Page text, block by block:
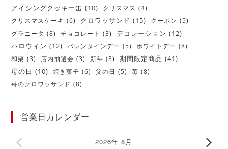
アイシングクッキー缶 (10) クリスマス (4)
クリスマスケーキ (6) クロワッサンド (15) クーポン (5)
グラニータ (8) チョコレート (3) デコレーション (12)
ハロウィン (12) バレンタインデー (5) ホワイトデー (8)
和栗 (3) 店内抽選会 (3) 新年 (3) 期間限定商品 (41)
母の日 (10) 焼き菓子 (6) 父の日 (5) 苺 (8)
苺のクロワッサンド (8)
営業日カレンダー
2026年 8月